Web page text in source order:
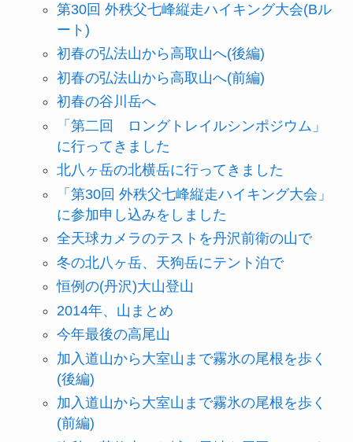
第30回 外秩父七峰縦走ハイキング大会(Bル
ート)
初春の弘法山から高取山へ(後編)
初春の弘法山から高取山へ(前編)
初春の谷川岳へ
「第二回 ロングトレイルシンポジウム」
に行ってきました
北八ヶ岳の北横岳に行ってきました
「第30回 外秩父七峰縦走ハイキング大会」
に参加申し込みをしました
全天球カメラのテストを丹沢前衛の山で
冬の北八ヶ岳、天狗岳にテント泊で
恒例の(丹沢)大山登山
2014年、山まとめ
今年最後の高尾山
加入道山から大室山まで霧氷の尾根を歩く
(後編)
加入道山から大室山まで霧氷の尾根を歩く
(前編)